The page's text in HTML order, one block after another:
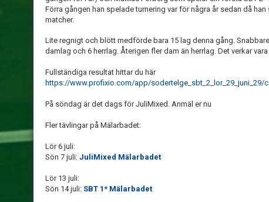
Förra gången han spelade turnering var för några år sedan då
matcher.
Lite regnigt och blött medförde bara 15 lag denna gång.
damlag och 6 herrlag. Återigen fler dam än herrlag. Det verkar
Fullständiga resultat hittar du här
https://www.profixio.com/app/sodertelge_sbt_2_lor_29_juni_29/
På söndag är det dags för JuliMixed. Anmäl er nu
Fler tävlingar på Mälarbadet:
Lör 6 juli:
Sön 7 juli: JuliMixed Mälarbadet
Lör 13 juli:
Sön 14 juli: SBT 1* Mälarbadet